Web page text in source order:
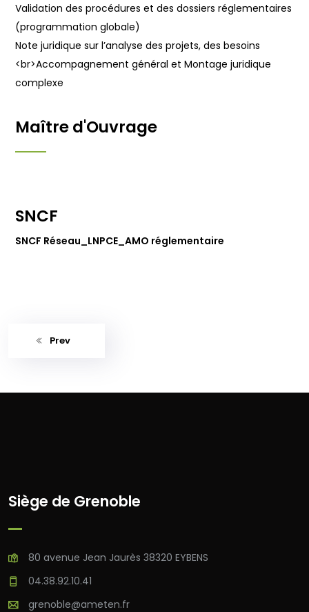
Validation des procédures et des dossiers réglementaires
(programmation globale)
Note juridique sur l’analyse des projets, des besoins
<br>Accompagnement général et Montage juridique
complexe
Maître d'Ouvrage
SNCF
SNCF Réseau_LNPCE_AMO réglementaire
Prev
Siège de Grenoble
80 avenue Jean Jaurès 38320 EYBENS
04.38.92.10.41
grenoble@ameten.fr